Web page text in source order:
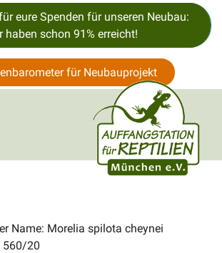
eure Spenden für unseren Neubau:
haben schon 91% erreicht!
für Neubauprojekt
Name: Morelia spilota cheynei
560/20